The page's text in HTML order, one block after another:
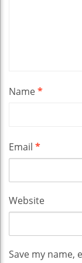
Name*
Email *
Website
Save my name,